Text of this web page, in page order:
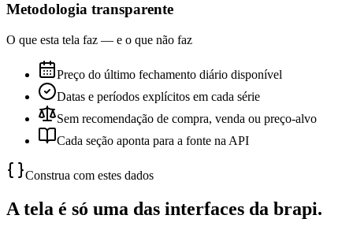
Metodologia transparente
O que esta tela faz — e o que não faz
Preço do último fechamento diário disponível
Datas e períodos explícitos em cada série
Sem recomendação de compra, venda ou preço-alvo
Cada seção aponta para a fonte na API
Construa com estes dados
A tela é só uma das interfaces da brapi.